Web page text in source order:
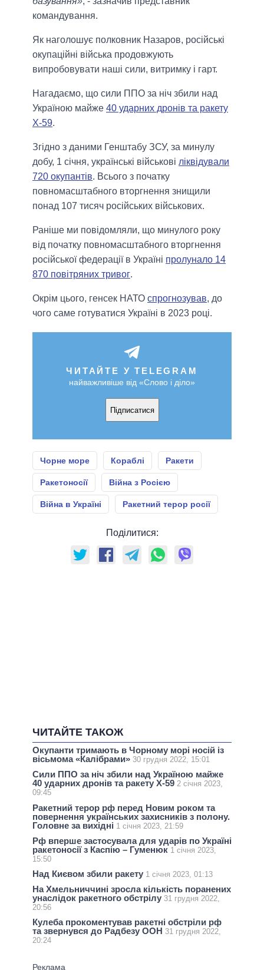
командування.
Як наголошує полковник Назаров, російські
окупаційні війська продовжують
випробовувати наші сили, витримку і гарт.
Нагадаємо, що сили ППО за ніч збили над
Україною майже 40 ударних дронів та ракету
Х-59.
Згідно з даними Генштабу ЗСУ, за минулу
добу, 1 січня, українські військові ліквідували
720 окупантів. Всього з початку
повномасштабного вторгнення знищили
понад 107 тисяч російських військових.
Раніше ми повідомляли, що минулого року
від початку повномасштабного вторгнення
російської федерації в Україні пролунало 14
870 повітряних тривог.
Окрім цього, генсек НАТО спрогнозував, до
чого саме готуватися Україні в 2023 році.
ЧИТАЙТЕ У TELEGRAM
найважливіше від «Слово і діло»
Підписатися
Чорне море Кораблі Ракети
Ракетоносії Війна з Росією
Війна в Україні Ракетний терор росії
Поділитися:
ЧИТАЙТЕ ТАКОЖ
Окупанти тримають в Чорному морі носій із
вісьмома «Калібрами» 30 грудня 2022, 15:01
Сили ППО за ніч збили над Україною майже
40 ударних дронів та ракету Х-59 2 січня 2023,
09:45
Ракетний терор рф перед Новим роком та
повернення українських захисників з полону.
Головне за вихідні 1 січня 2023, 21:59
Рф вперше застосувала для ударів по Україні
ракетоносії з Каспію – Гуменюк 1 січня 2023,
15:50
Над Києвом збили ракету 1 січня 2023, 01:13
На Хмельниччині зросла кількість поранених
унаслідок ракетного обстрілу 31 грудня 2022,
20:56
Кулеба прокоментував ракетні обстріли рф
та звернувся до Радбезу ООН 31 грудня 2022,
20:24